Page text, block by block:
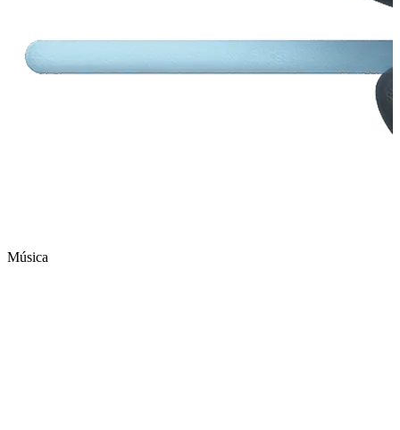
Música